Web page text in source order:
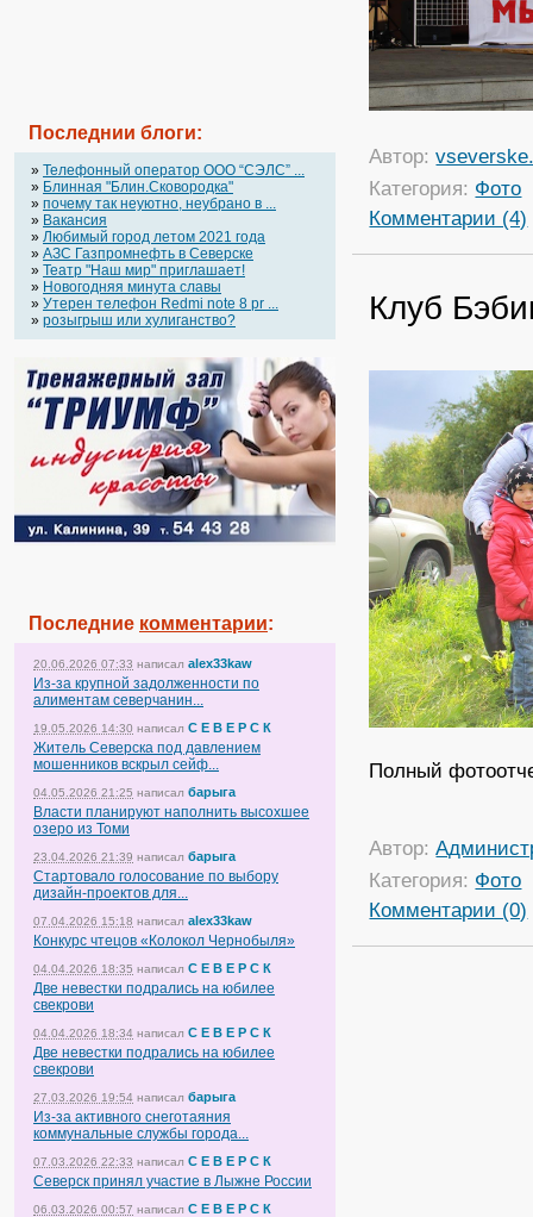
Последнии блоги:
» Телефонный оператор OOO “СЭЛС” ...
» Блинная "Блин.Сковородка"
» почему так неуютно, неубрано в ...
» Вакансия
» Любимый город летом 2021 года
» АЗС Газпромнефть в Северске
» Театр "Наш мир" приглашает!
» Новогодняя минута славы
» Утерен телефон Redmi note 8 pr ...
» розыгрыш или хулиганство?
Последние комментарии:
20.06.2026 07:33 написал alex33kaw
Из-за крупной задолженности по
алиментам северчанин...
19.05.2026 14:30 написал С Е В Е Р С К
Житель Северска под давлением
мошенников вскрыл сейф...
04.05.2026 21:25 написал барыга
Власти планируют наполнить высохшее
озеро из Томи
23.04.2026 21:39 написал барыга
Стартовало голосование по выбору
дизайн-проектов для...
07.04.2026 15:18 написал alex33kaw
Конкурс чтецов «Колокол Чернобыля»
04.04.2026 18:35 написал С Е В Е Р С К
Две невестки подрались на юбилее
свекрови
04.04.2026 18:34 написал С Е В Е Р С К
Две невестки подрались на юбилее
свекрови
27.03.2026 19:54 написал барыга
Из-за активного снеготаяния
коммунальные службы города...
07.03.2026 22:33 написал С Е В Е Р С К
Северск принял участие в Лыжне России
06.03.2026 00:57 написал С Е В Е Р С К
Автор:
Категория: Фото
Комментарии (4)
Клуб
Полный
Автор:
Категория: Фото
Комментарии (0)